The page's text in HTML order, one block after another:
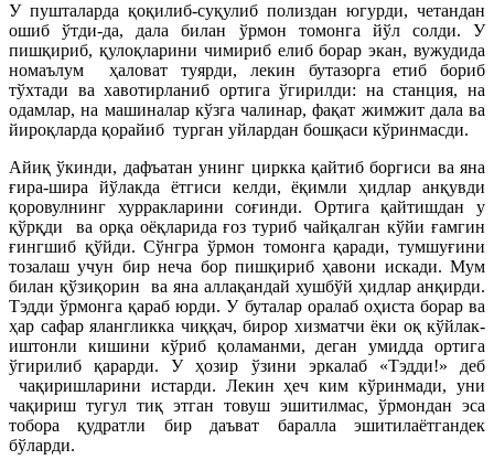
У пушталарда қоқилиб-суқулиб полиздан югурди, четандан
ошиб ўтди-да, дала билан ўрмон томонга йўл солди. У
пишқириб, қулоқларини чимириб елиб борар экан, вужудида
номаълум ҳаловат туярди, лекин бутазорга етиб бориб
тўхтади ва хавотирланиб ортига ўгирилди: на станция, на
одамлар, на машиналар кўзга чалинар, фақат жимжит дала ва
йироқларда қорайиб турган уйлардан бошқаси кўринмасди.
Айиқ ўкинди, дафъатан унинг циркка қайтиб боргиси ва яна
ғира-шира йўлакда ётгиси келди, ёқимли ҳидлар анқувди
қоровулнинг хурракларини соғинди. Ортига қайтишдан у
қўрқди ва орқа оёқларида ғоз туриб чайқалган кўйи ғамгин
ғингшиб қўйди. Сўнгра ўрмон томонга қаради, тумшуғини
тозалаш учун бир неча бор пишқириб ҳавони искади. Мум
билан қўзиқорин ва яна аллақандай хушбўй ҳидлар анқирди.
Тэдди ўрмонга қараб юрди. У буталар оралаб оҳиста борар ва
ҳар сафар ялангликка чиққач, бирор хизматчи ёки оқ кўйлак-
иштонли кишини кўриб қоламанми, деган умидда ортига
ўгирилиб қарарди. У ҳозир ўзини эркалаб «Тэдди!» деб
чақиришларини истарди. Лекин ҳеч ким кўринмади, уни
чақириш тугул тиқ этган товуш эшитилмас, ўрмондан эса
тобора қудратли бир даъват баралла эшитилаётгандек
бўларди.